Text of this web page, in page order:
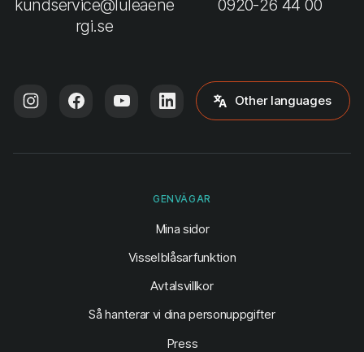
kundservice@luleaene
rgi.se
0920-26 44 00
Other languages
GENVÄGAR
Mina sidor(öppnas i ny flik)
Visselblåsarfunktion
Avtalsvillkor
Så hanterar vi dina personuppgifter
Press